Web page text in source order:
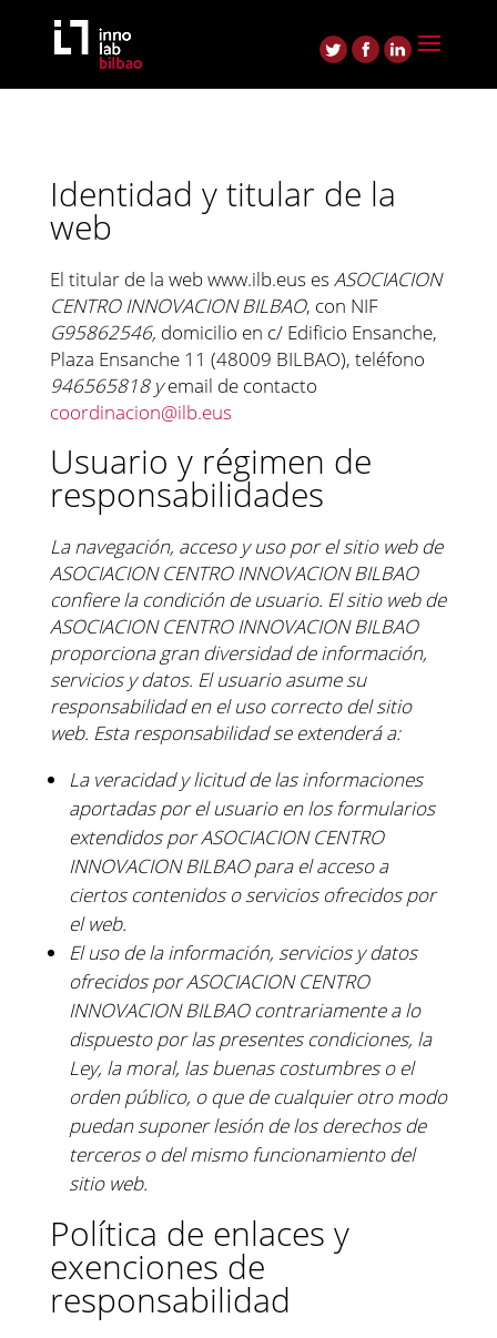
Identidad y titular de la
web
El titular de la web www.ilb.eus es ASOCIACION
CENTRO INNOVACION BILBAO, con NIF
G95862546, domicilio en c/ Edificio Ensanche,
Plaza Ensanche 11 (48009 BILBAO), teléfono
946565818 yemail de contacto
coordinacion@ilb.eus
Usuario y régimen de
responsabilidades
La navegación, acceso y uso por el sitio web de
ASOCIACION CENTRO INNOVACION BILBAO
confierela condición de usuario. El sitio web de
ASOCIACION CENTRO INNOVACION BILBAO
proporciona gran diversidad deinformación,
servicios y datos. El usuario asume su
responsabilidad en el uso correcto del sitio
web. Estaresponsabilidad se extenderá a:
La veracidad y licitud de las informaciones
aportadas por el usuario en los formularios
extendidospor ASOCIACION CENTRO
INNOVACION BILBAO para el acceso a
ciertos contenidos oservicios ofrecidos por
el web.
El uso de la información, servicios y datos
ofrecidos por ASOCIACION CENTRO
INNOVACIONBILBAO contrariamente a lo
dispuesto por las presentes condiciones, la
Ley, la moral, las buenas costumbres o el
orden público, o que de cualquier otro modo
puedan suponer lesión de losderechos de
terceros o del mismo funcionamiento del
sitio web.
Política de enlaces y
exenciones de
responsabilidad